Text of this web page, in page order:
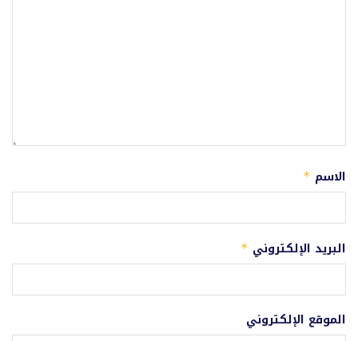
الاسم *
البريد الإلكتروني *
الموقع الإلكتروني